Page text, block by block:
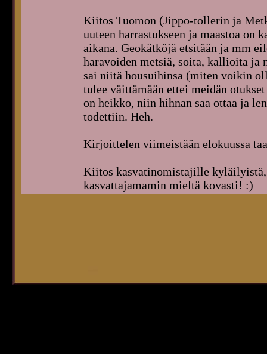
Kiitos Tuomon (Jippo-tollerin ja
uuteen harrastukseen ja maastoa
aikana. Geokätköjä etsitään ja mm
haravoiden metsiä, soita, kallioita ja
sai niitä housuihinsa (miten voikin
tulee väittämään ettei meidän
on heikko, niin hihnan saa ottaa ja
todettiin. Heh.
Kirjoittelen viimeistään elokuussa
Kiitos kasvatinomistajille
kasvattajamamin mieltä kovasti! :)